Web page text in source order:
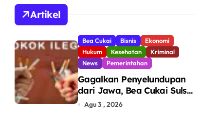
Artikel
Bea Cukai Bisnis
Ekonomi
Hukum
Kesehatan
Kriminal
News
Pemerintahan
Gagalkan Penyelundupan
dari Jawa, Bea Cukai Sulsel
Sita 7,8 Juta Batang Rokok
Agu 3 , 2026